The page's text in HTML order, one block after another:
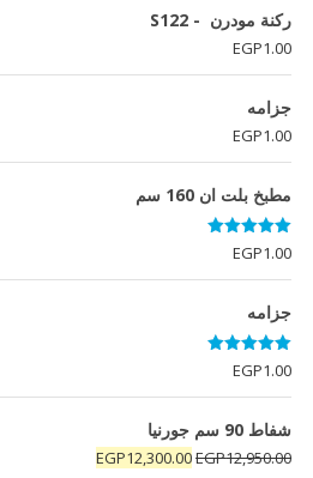
هو:ركنة مودرن - S122
EGP1.00
جزامه
EGP1.00
مطبخ بلت ان 160 سم
تم التقييم
5.00
من 5
EGP1.00
جزامه
تم التقييم
5.00
من 5
EGP1.00
شفاط 90 سم جورنيا
EGP12,950.00
السعر
EGP12,300.00
السعر